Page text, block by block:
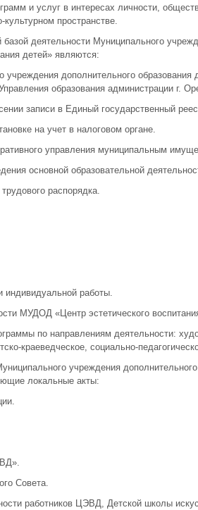
и услуг в интересах личности,
культурном пространстве.
базой деятельности Муниципального
детей» являются:
учреждения дополнительного образования
образования администрации г.
записи в Единый государственный
на учет в налоговом органе.
управления муниципальным
основной образовательной
распорядка.
работы.
МУДОД «Центр эстетического
по направлениям деятельности:
краеведческое, социально-
учреждения
локальные акты:
Совета.
работников ЦЭВД, Детской школы